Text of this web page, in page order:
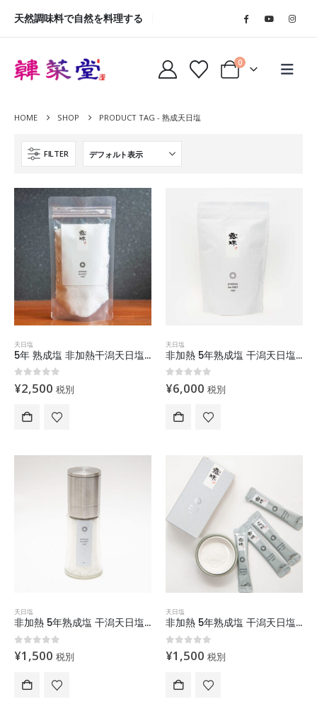
天然調味料で自然を料理する
0
HOME SHOP PRODUCT TAG - 熟成天日塩
FILTER
天日塩
5年 熟成塩 非加熱干潟天日塩 (180g) roju salt
0out of 5
¥2,500 税別
天日塩
非加熱 5年熟成塩 干潟天日塩 (500g) プレミアム ソルトロジュ「露珠」
0out of 5
¥6,000 税別
天日塩
非加熱 5年熟成塩 干潟天日塩 (60g) ミル付き プレミアム塩
0out of 5
¥1,500 税別
天日塩
非加熱 5年熟成塩 干潟天日塩 (75g) スティック塩
0out of 5
¥1,500 税別